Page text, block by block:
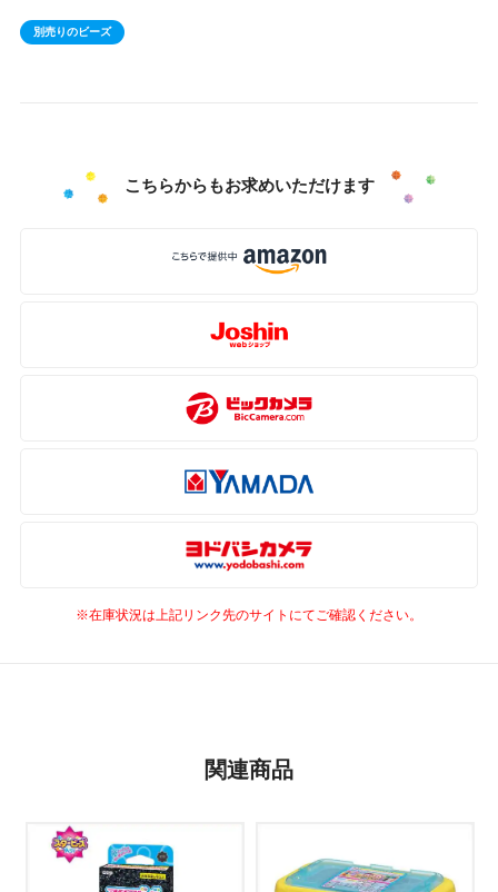
別売りのビーズ
こちらからもお求めいただけます
※在庫状況は上記リンク先のサイトにてご確認ください。
関連商品